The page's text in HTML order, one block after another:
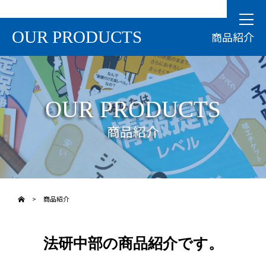
OUR PRODUCTS 商品紹介
OUR PRODUCTS
商品紹介
> 商品紹介
法研中部の商品紹介です。